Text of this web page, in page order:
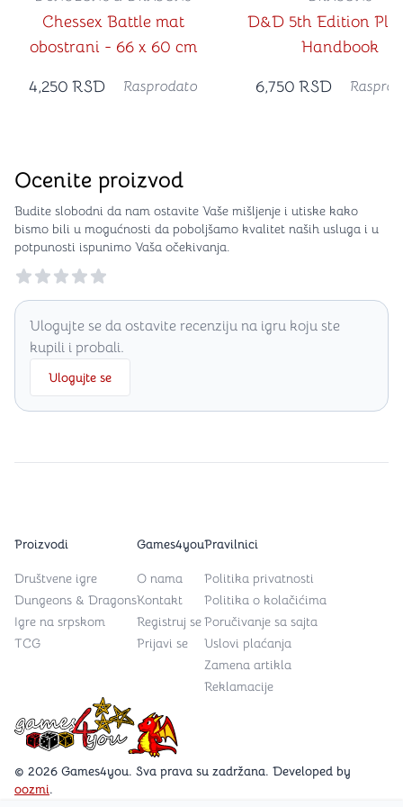
Chessex Battle mat
obostrani - 66 x 60 cm
4,250 RSD Rasprodato
D&D 5th Edition
Handbook
6,750 RSD
Ocenite proizvod
Budite slobodni da nam ostavite Vaše mišljenje i utiske kako
bismo bili u mogućnosti da poboljšamo kvalitet naših usluga i u
potpunosti ispunimo Vaša očekivanja.
Reviews
Ulogujte se da ostavite recenziju na igru koju ste
kupili i probali.
Ulogujte se
Games4you logo
© 2026 Games4you. Sva prava su zadržana. Developed by
oozmi.
Proizvodi
Društvene igre
Dungeons & Dragons
Igre na srpskom
TCG
Games4you
O nama
Kontakt
Registruj se
Prijavi se
Pravilnici
Politika privatnosti
Politika o kolačićima
Poručivanje sa sajta
Uslovi plaćanja
Zamena artikla
Reklamacije